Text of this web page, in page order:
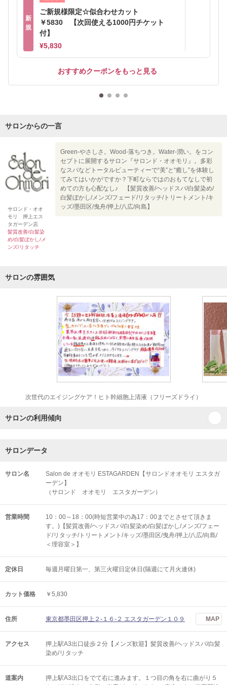
新
規
ご新規様限定☆似合わせカット
￥5830 【次回使える1000円チケット
付】
¥5,830
おすすめクーポンをもっと見る
サロンからの一言
サロンド・オオ
モリ 押上エス
タガーデン店
髪質改善/白髪染
め/白髪ぼかし/メ
ンズ/リタッチ
Green-やさしさ。Wood-落ちつき。Water-潤い。をコン
セプトに展開するサロン『サロンド・オオモリ』。多彩
なスパなどトータルビューティーで“美”と“癒し”を体験し
てみてはいかがですか？下町ならではのおもてなしで初
めての方も心配なし♪ 【髪質改善/ヘッドスパ/白髪染め/
白髪ぼかし/メンズ/フェード/リタッチ/トリートメント/キ
ッズ/墨田区/曳舟/押上/八広/向島】
サロンの雰囲気
次世代のエイジングケア！ヒト幹細胞上清液（フリーズドライ）
サロンの利用傾向
サロンデータ
サロン名
Salon de オオモリ ESTAGARDEN【サロンドオオモリ エスタガ
ーデン】
（サロンド オオモリ エスタガーデン）
営業時間
10：00～18：00(時短営業中の為17：00までとさせて頂きま
す。)【髪質改善/ヘッドスパ/白髪染め/白髪ぼかし/メンズ/フェー
ド/リタッチ/トリートメント/キッズ/墨田区/曳舟/押上/八広/向島/
＜理容室＞】
定休日 毎週月曜日第一、第三火曜日定休日(隔週にて月火連休)
カット価格 ￥5,830
住所 東京都墨田区押上２-１６-２ エスタガーデン１０９ MAP
アクセス
押上駅A3出口徒歩２分【メンズ歓迎】髪質改善/ヘッドスパ/白髪
染め/リタッチ
道案内
押上駅A3出口をでて右に進みます。１つ目の角を右に曲がり５